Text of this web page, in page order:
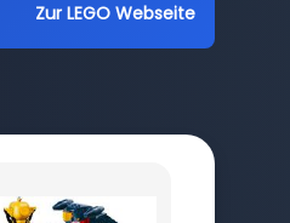
Zur LEGO Webseite